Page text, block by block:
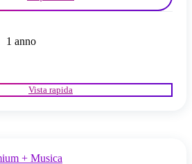
1 anno
Vista rapida